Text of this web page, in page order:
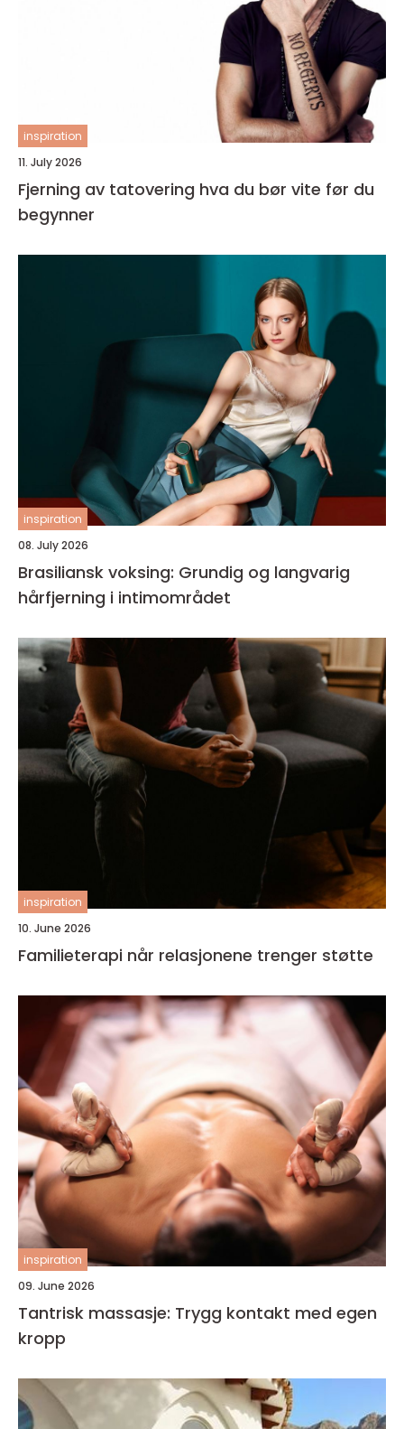
inspiration
11. July 2026
Fjerning av tatovering hva du bør vite før du
begynner
inspiration
08. July 2026
Brasiliansk voksing: Grundig og langvarig
hårfjerning i intimområdet
inspiration
10. June 2026
Familieterapi når relasjonene trenger støtte
inspiration
09. June 2026
Tantrisk massasje: Trygg kontakt med egen
kropp